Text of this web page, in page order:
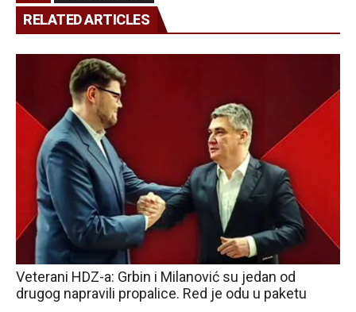
RELATED ARTICLES
Veterani HDZ-a: Grbin i Milanović su jedan od
drugog napravili propalice. Red je odu u paketu